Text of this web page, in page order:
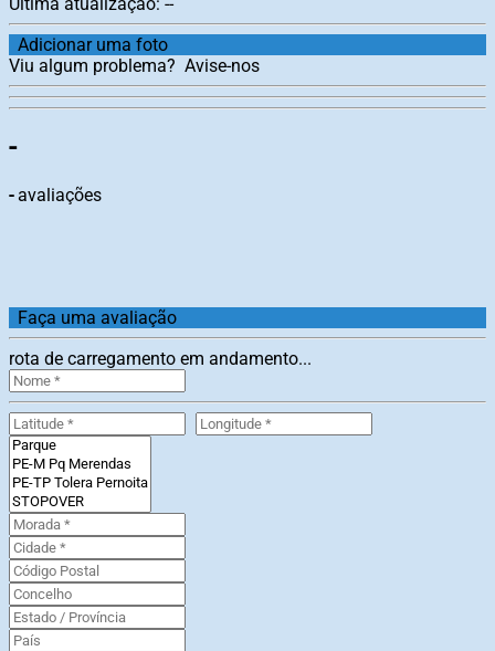
Adicionar uma foto
Viu algum problema? Avise-nos
-
-avaliações
Faça uma avaliação
rota de carregamento em andamento...